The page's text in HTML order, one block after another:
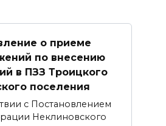
о приеме
по внесению
в ПЗЗ Троицкого
поселения
с Постановлением
Неклиновского